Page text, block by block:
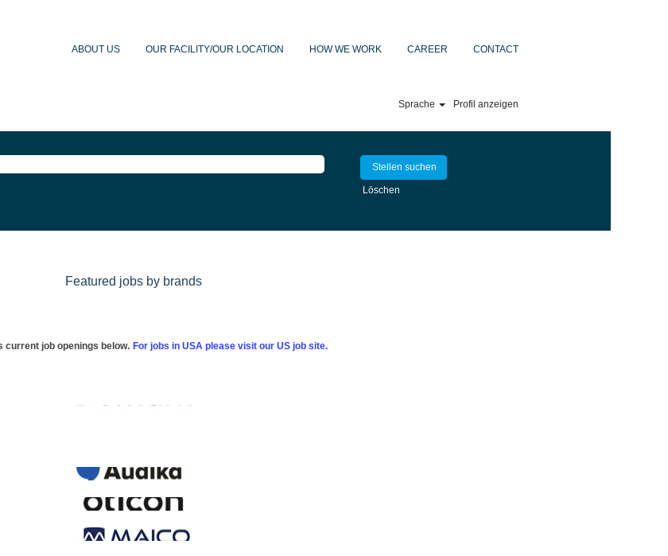
ABOUT US OUR FACILITY/OUR LOCATION HOW WE WORK CAREER CONTACT
Sprache Profil anzeigen
Löschen
Featured jobs by brands
current job openings below. For jobs in USA please visit our US job site.